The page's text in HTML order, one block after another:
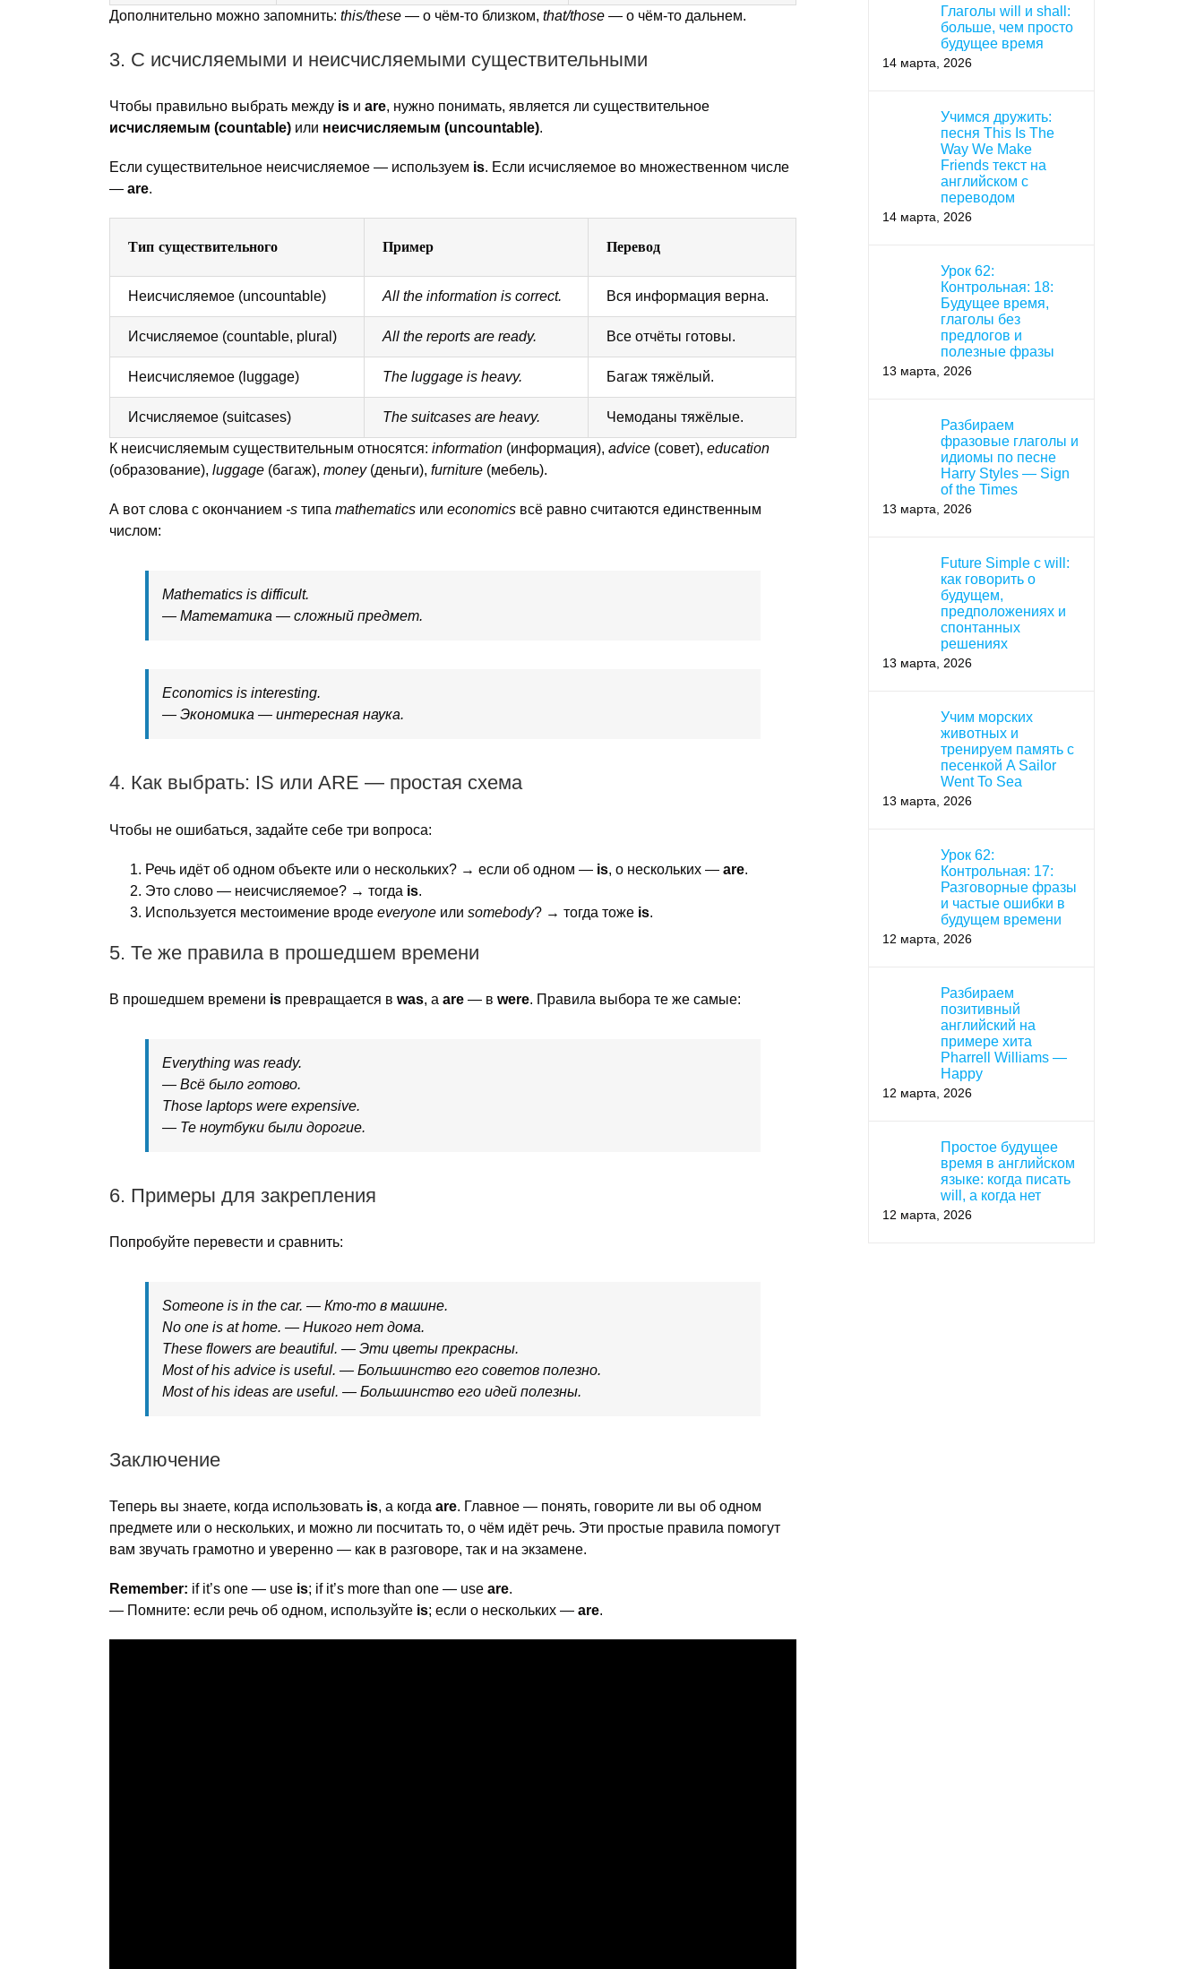
Дополнительно можно запомнить: this/these — о чём-то близком, that/those — о чём-то дальнем.
3. С исчисляемыми и неисчисляемыми существительными
Чтобы правильно выбрать между is и are, нужно понимать, является ли существительное
исчисляемым (countable) или неисчисляемым (uncountable).
Если существительное неисчисляемое — используем is. Если исчисляемое во множественном числе
— are.
Тип существительного Пример Перевод
Неисчисляемое (uncountable) All the information is correct. Вся информация верна.
Исчисляемое (countable, plural) All the reports are ready. Все отчёты готовы.
Неисчисляемое (luggage) The luggage is heavy. Багаж тяжёлый.
Исчисляемое (suitcases) The suitcases are heavy. Чемоданы тяжёлые.
К неисчисляемым существительным относятся: information (информация), advice (совет), education
(образование), luggage (багаж), money(деньги), furniture (мебель).
А вот слова с окончанием -s типа mathematics или economics всё равно считаются единственным
числом:
Mathematics is difficult.
— Математика — сложный предмет.
Economics is interesting.
— Экономика — интересная наука.
4. Как выбрать: IS или ARE — простая схема
Чтобы не ошибаться, задайте себе три вопроса:
Речь идёт об одном объекте или о нескольких? → если об одном — is, о нескольких — are.
Это слово — неисчисляемое? → тогда is.
Используется местоимение вроде everyone или somebody? → тогда тоже is.
5. Те же правила в прошедшем времени
В прошедшем времени is превращается в was, а are — в were. Правила выбора те же самые:
Everything was ready.
— Всё было готово.
Those laptops were expensive.
— Те ноутбуки были дорогие.
6. Примеры для закрепления
Попробуйте перевести и сравнить:
Someone is in the car. — Кто-то в машине.
No one is at home. — Никого нет дома.
These flowers are beautiful. — Эти цветы прекрасны.
Most of his advice is useful. — Большинство его советов полезно.
Most of his ideas are useful. — Большинство его идей полезны.
Заключение
Теперь вы знаете, когда использовать is, а когда are. Главное — понять, говорите ли вы об одном
предмете или о нескольких, и можно ли посчитать то, о чём идёт речь. Эти простые правила помогут
вам звучать грамотно и уверенно — как в разговоре, так и на экзамене.
Remember: if it’s one — use is; if it’s more than one — use are.
— Помните: если речь об одном, используйте is; если о нескольких — are.
Глаголы will и shall:
больше, чем просто
будущее время
14 марта, 2026
Учимся дружить:
песня This Is The
Way We Make
Friends текст на
английском с
переводом
14 марта, 2026
Урок 62:
Контрольная: 18:
Будущее время,
глаголы без
предлогов и
полезные фразы
13 марта, 2026
Разбираем
фразовые глаголы и
идиомы по песне
Harry Styles — Sign
of the Times
13 марта, 2026
Future Simple с will:
как говорить о
будущем,
предположениях и
спонтанных
решениях
13 марта, 2026
Учим морских
животных и
тренируем память с
песенкой A Sailor
Went To Sea
13 марта, 2026
Урок 62:
Контрольная: 17:
Разговорные фразы
и частые ошибки в
будущем времени
12 марта, 2026
Разбираем
позитивный
английский на
примере хита
Pharrell Williams —
Happy
12 марта, 2026
Простое будущее
время в английском
языке: когда писать
will, а когда нет
12 марта, 2026